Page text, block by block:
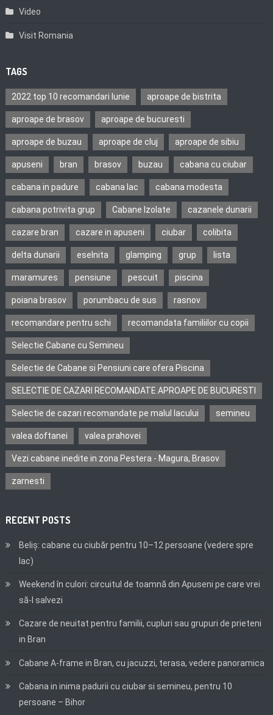
Video
Visit Romania
TAGS
2022 top 10 recomandari Iunie aproape de bistrita
aproape de brasov aproape de bucuresti
aproape de buzau aproape de cluj aproape de sibiu
apuseni bran brasov buzau cabana cu ciubar
cabana in padure cabana lac cabana modesta
cabana potrivita grup Cabane Izolate cazanele dunarii
cazare bran cazare in apuseni ciubar colibita
delta dunarii eselnita glamping grup lista
maramures pensiune pescuit piscina
poiana brasov porumbacu de sus rasnov
recomandare pentru schi recomandata familiilor cu copii
Selectie Cabane cu Semineu
Selectie de Cabane si Pensiuni care ofera Piscina
SELECTIE DE CAZARI RECOMANDATE APROAPE DE BUCURESTI
Selectie de cazari recomandate pe malul lacului semineu
valea doftanei valea prahovei
Vezi cabane inedite in zona Pestera - Magura, Brasov
zarnesti
RECENT POSTS
Beliș: cabane cu ciubăr pentru 10–12 persoane (vedere spre
lac)
Weekend în culori: circuitul de toamnă din Apuseni pe care vrei
să-l salvezi
Cazare de neuitat pentru familii, cupluri sau grupuri de prieteni
in Bran
Cabane A-frame in Bran, cu jacuzzi, terasa, vedere panoramica
Cabana in inima padurii cu ciubar si semineu, pentru 10
persoane – Bihor